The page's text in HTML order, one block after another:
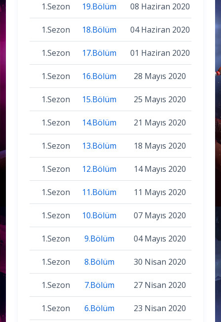
1.Sezon 19.Bölüm 08 Haziran 2020
1.Sezon 18.Bölüm 04 Haziran 2020
1.Sezon 17.Bölüm 01 Haziran 2020
1.Sezon 16.Bölüm 28 Mayıs 2020
1.Sezon 15.Bölüm 25 Mayıs 2020
1.Sezon 14.Bölüm 21 Mayıs 2020
1.Sezon 13.Bölüm 18 Mayıs 2020
1.Sezon 12.Bölüm 14 Mayıs 2020
1.Sezon 11.Bölüm 11 Mayıs 2020
1.Sezon 10.Bölüm 07 Mayıs 2020
1.Sezon 9.Bölüm 04 Mayıs 2020
1.Sezon 8.Bölüm 30 Nisan 2020
1.Sezon 7.Bölüm 27 Nisan 2020
1.Sezon 6.Bölüm 23 Nisan 2020